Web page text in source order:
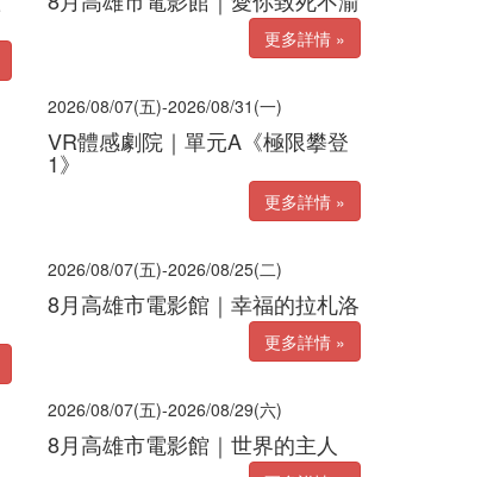
更多詳情 »
2026/08/07(五)-2026/08/31(一)
VR體感劇院｜單元A《極限攀登
1》
更多詳情 »
2026/08/07(五)-2026/08/25(二)
8月高雄市電影館｜幸福的拉札洛
更多詳情 »
2026/08/07(五)-2026/08/29(六)
8月高雄市電影館｜世界的主人